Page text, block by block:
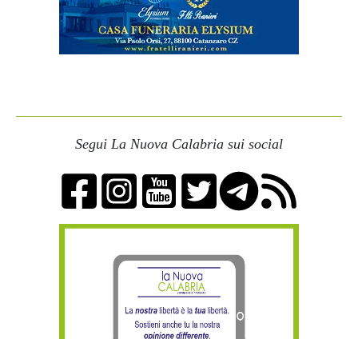
Segui La Nuova Calabria sui social